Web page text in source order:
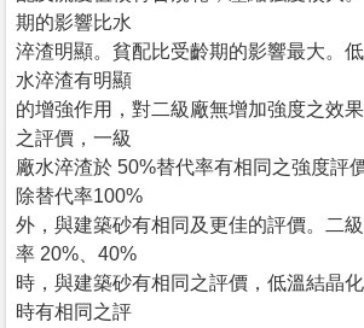
期的影響比水
淬渣明顯。貧配比受齡期的影響最大。
水淬渣有明顯
的增強作用，對二級廠無增加強度之效
之評價，一級
廠水淬渣於 50%替代率有相同之強度評
除替代率100%
外，與建築砂有相同及更佳的評價。二
率 20%、40%
時，與建築砂有相同之評價，低溫結晶
時有相同之評